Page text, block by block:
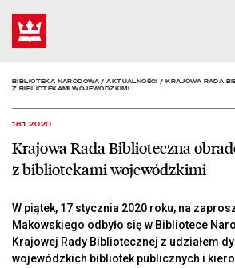
Krajowa Rada
BIBLIOTEKA NARODOWA/AKTUALNOŚCI /KRAJOWA RADA
Z BIBLIOTEKAMI WOJEWÓDZKIMI
18.1.2020
Krajowa Rada Biblioteczna
z bibliotekami wojewódzkimi
W piątek, 17 stycznia 2020 roku, na
Makowskiego odbyło się w Bibliotece
Krajowej Rady Bibliotecznej z udziałem
wojewódzkich bibliotek publicznych i